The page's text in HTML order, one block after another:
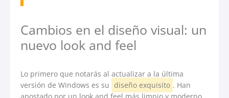
Cambios en el diseño visual: un
nuevo look and feel
Lo primero que notarás al actualizar a la última
versión de Windows es su diseño exquisito . Han